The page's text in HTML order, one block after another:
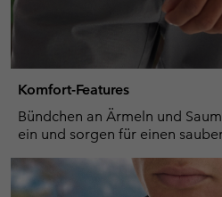
Komfort-Features
Bündchen an Ärmeln und
ein und sorgen für einen